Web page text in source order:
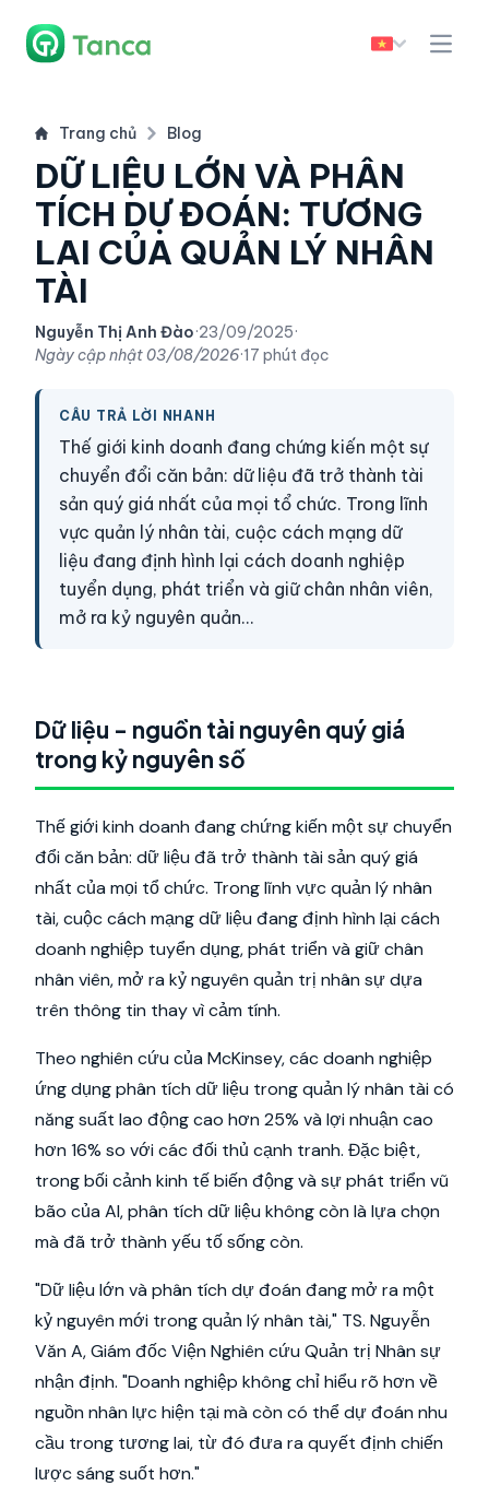
Trang chủ Blog
DỮ LIỆU LỚN VÀ PHÂN
TÍCH DỰ ĐOÁN: TƯƠNG
LAI CỦA QUẢN LÝ NHÂN
TÀI
Nguyễn Thị Anh Đào·23/09/2025·
Ngày cập nhật03/08/2026·17 phút đọc
CÂU TRẢ LỜI NHANH
Thế giới kinh doanh đang chứng kiến một sự
chuyển đổi căn bản: dữ liệu đã trở thành tài
sản quý giá nhất của mọi tổ chức. Trong lĩnh
vực quản lý nhân tài, cuộc cách mạng dữ
liệu đang định hình lại cách doanh nghiệp
tuyển dụng, phát triển và giữ chân nhân viên,
mở ra kỷ nguyên quản…
Dữ liệu - nguồn tài nguyên quý giá
trong kỷ nguyên số
Thế giới kinh doanh đang chứng kiến một sự chuyển
đổi căn bản: dữ liệu đã trở thành tài sản quý giá
nhất của mọi tổ chức. Trong lĩnh vực quản lý nhân
tài, cuộc cách mạng dữ liệu đang định hình lại cách
doanh nghiệp tuyển dụng, phát triển và giữ chân
nhân viên, mở ra kỷ nguyên quản trị nhân sự dựa
trên thông tin thay vì cảm tính.
Theo nghiên cứu của McKinsey, các doanh nghiệp
ứng dụng phân tích dữ liệu trong quản lý nhân tài có
năng suất lao động cao hơn 25% và lợi nhuận cao
hơn 16% so với các đối thủ cạnh tranh. Đặc biệt,
trong bối cảnh kinh tế biến động và sự phát triển vũ
bão của AI, phân tích dữ liệu không còn là lựa chọn
mà đã trở thành yếu tố sống còn.
"Dữ liệu lớn và phân tích dự đoán đang mở ra một
kỷ nguyên mới trong quản lý nhân tài," TS. Nguyễn
Văn A, Giám đốc Viện Nghiên cứu Quản trị Nhân sự
nhận định. "Doanh nghiệp không chỉ hiểu rõ hơn về
nguồn nhân lực hiện tại mà còn có thể dự đoán nhu
cầu trong tương lai, từ đó đưa ra quyết định chiến
lược sáng suốt hơn."